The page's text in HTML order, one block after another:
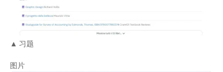
▲ 习题
图片